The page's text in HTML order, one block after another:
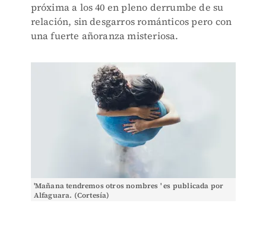
próxima a los 40 en pleno derrumbe de su
relación, sin desgarros románticos pero con
una fuerte añoranza misteriosa.
'Mañana tendremos otros nombres ' es publicada por
Alfaguara. (Cortesía)